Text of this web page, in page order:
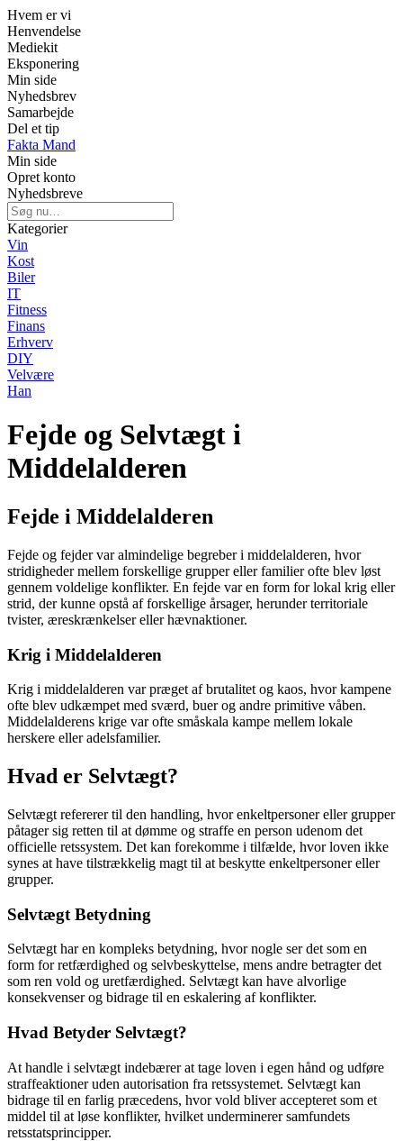
Hvem er vi
Henvendelse
Mediekit
Eksponering
Min side
Nyhedsbrev
Samarbejde
Del et tip
Fakta Mand
Min side
Opret konto
Nyhedsbreve
Kategorier
Vin
Kost
Biler
IT
Fitness
Finans
Erhverv
DIY
Velvære
Han
Fejde og Selvtægt i
Middelalderen
Fejde i Middelalderen
Fejde og fejder var almindelige begreber i middelalderen, hvor
stridigheder mellem forskellige grupper eller familier ofte blev løst
gennem voldelige konflikter. En fejde var en form for lokal krig eller
strid, der kunne opstå af forskellige årsager, herunder territoriale
tvister, æreskrænkelser eller hævnaktioner.
Krig i Middelalderen
Krig i middelalderen var præget af brutalitet og kaos, hvor kampene
ofte blev udkæmpet med sværd, buer og andre primitive våben.
Middelalderens krige var ofte småskala kampe mellem lokale
herskere eller adelsfamilier.
Hvad er Selvtægt?
Selvtægt refererer til den handling, hvor enkeltpersoner eller grupper
påtager sig retten til at dømme og straffe en person udenom det
officielle retssystem. Det kan forekomme i tilfælde, hvor loven ikke
synes at have tilstrækkelig magt til at beskytte enkeltpersoner eller
grupper.
Selvtægt Betydning
Selvtægt har en kompleks betydning, hvor nogle ser det som en
form for retfærdighed og selvbeskyttelse, mens andre betragter det
som ren vold og uretfærdighed. Selvtægt kan have alvorlige
konsekvenser og bidrage til en eskalering af konflikter.
Hvad Betyder Selvtægt?
At handle i selvtægt indebærer at tage loven i egen hånd og udføre
straffeaktioner uden autorisation fra retssystemet. Selvtægt kan
bidrage til en farlig præcedens, hvor vold bliver accepteret som et
middel til at løse konflikter, hvilket underminerer samfundets
retsstatsprincipper.